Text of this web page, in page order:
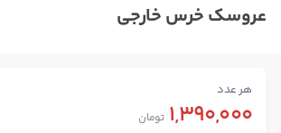
عروسک خرس خارجی
هر عدد
1,390,000 تومان